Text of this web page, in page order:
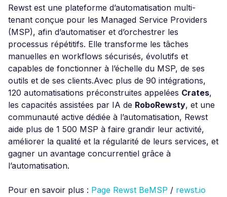
Rewst est une plateforme d’automatisation multi-
tenant conçue pour les Managed Service Providers
(MSP), afin d’automatiser et d’orchestrer les
processus répétitifs. Elle transforme les tâches
manuelles en workflows sécurisés, évolutifs et
capables de fonctionner à l’échelle du MSP, de ses
outils et de ses clients.Avec plus de 90 intégrations,
120 automatisations préconstruites appelées Crates,
les capacités assistées par IA de RoboRewsty, et une
communauté active dédiée à l’automatisation, Rewst
aide plus de 1 500 MSP à faire grandir leur activité,
améliorer la qualité et la régularité de leurs services, et
gagner un avantage concurrentiel grâce à
l’automatisation.
Pour en savoir plus : Page Rewst BeMSP / rewst.io